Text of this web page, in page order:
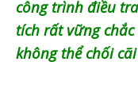
công trình điều
tích rất vững
không thể chối